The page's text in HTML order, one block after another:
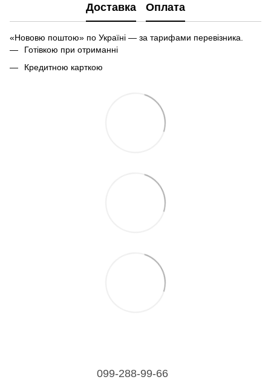
Доставка Оплата
«Нововю поштою» по Україні — за тарифами перевізника.
Готівкою при отриманні
Кредитною карткою
099-288-99-66